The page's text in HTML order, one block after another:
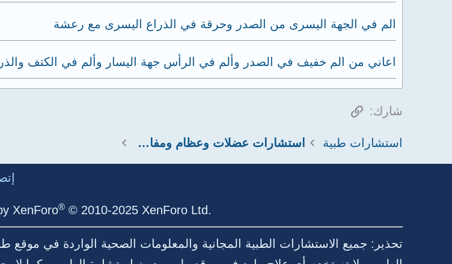
الم في الجهة اليسرى من الصدر وحرقة في الذراع اليسرى مع رعشة
اعاني من الم خفيف في الصدر وألم في الرأس جهة اليسار وألم في الكتف
شارك: الرابط
استشارات طبية استشارات عضلات وعظام ومفاصل
XenForo® © 2010-2025 XenForo Ltd.
تحذير: جميع الاستشارات الطبية المجانية والمعلومات الصحية الواردة في